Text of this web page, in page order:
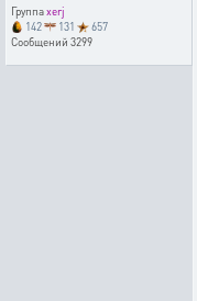
Группаxerj
142
131
657
Сообщений 3299